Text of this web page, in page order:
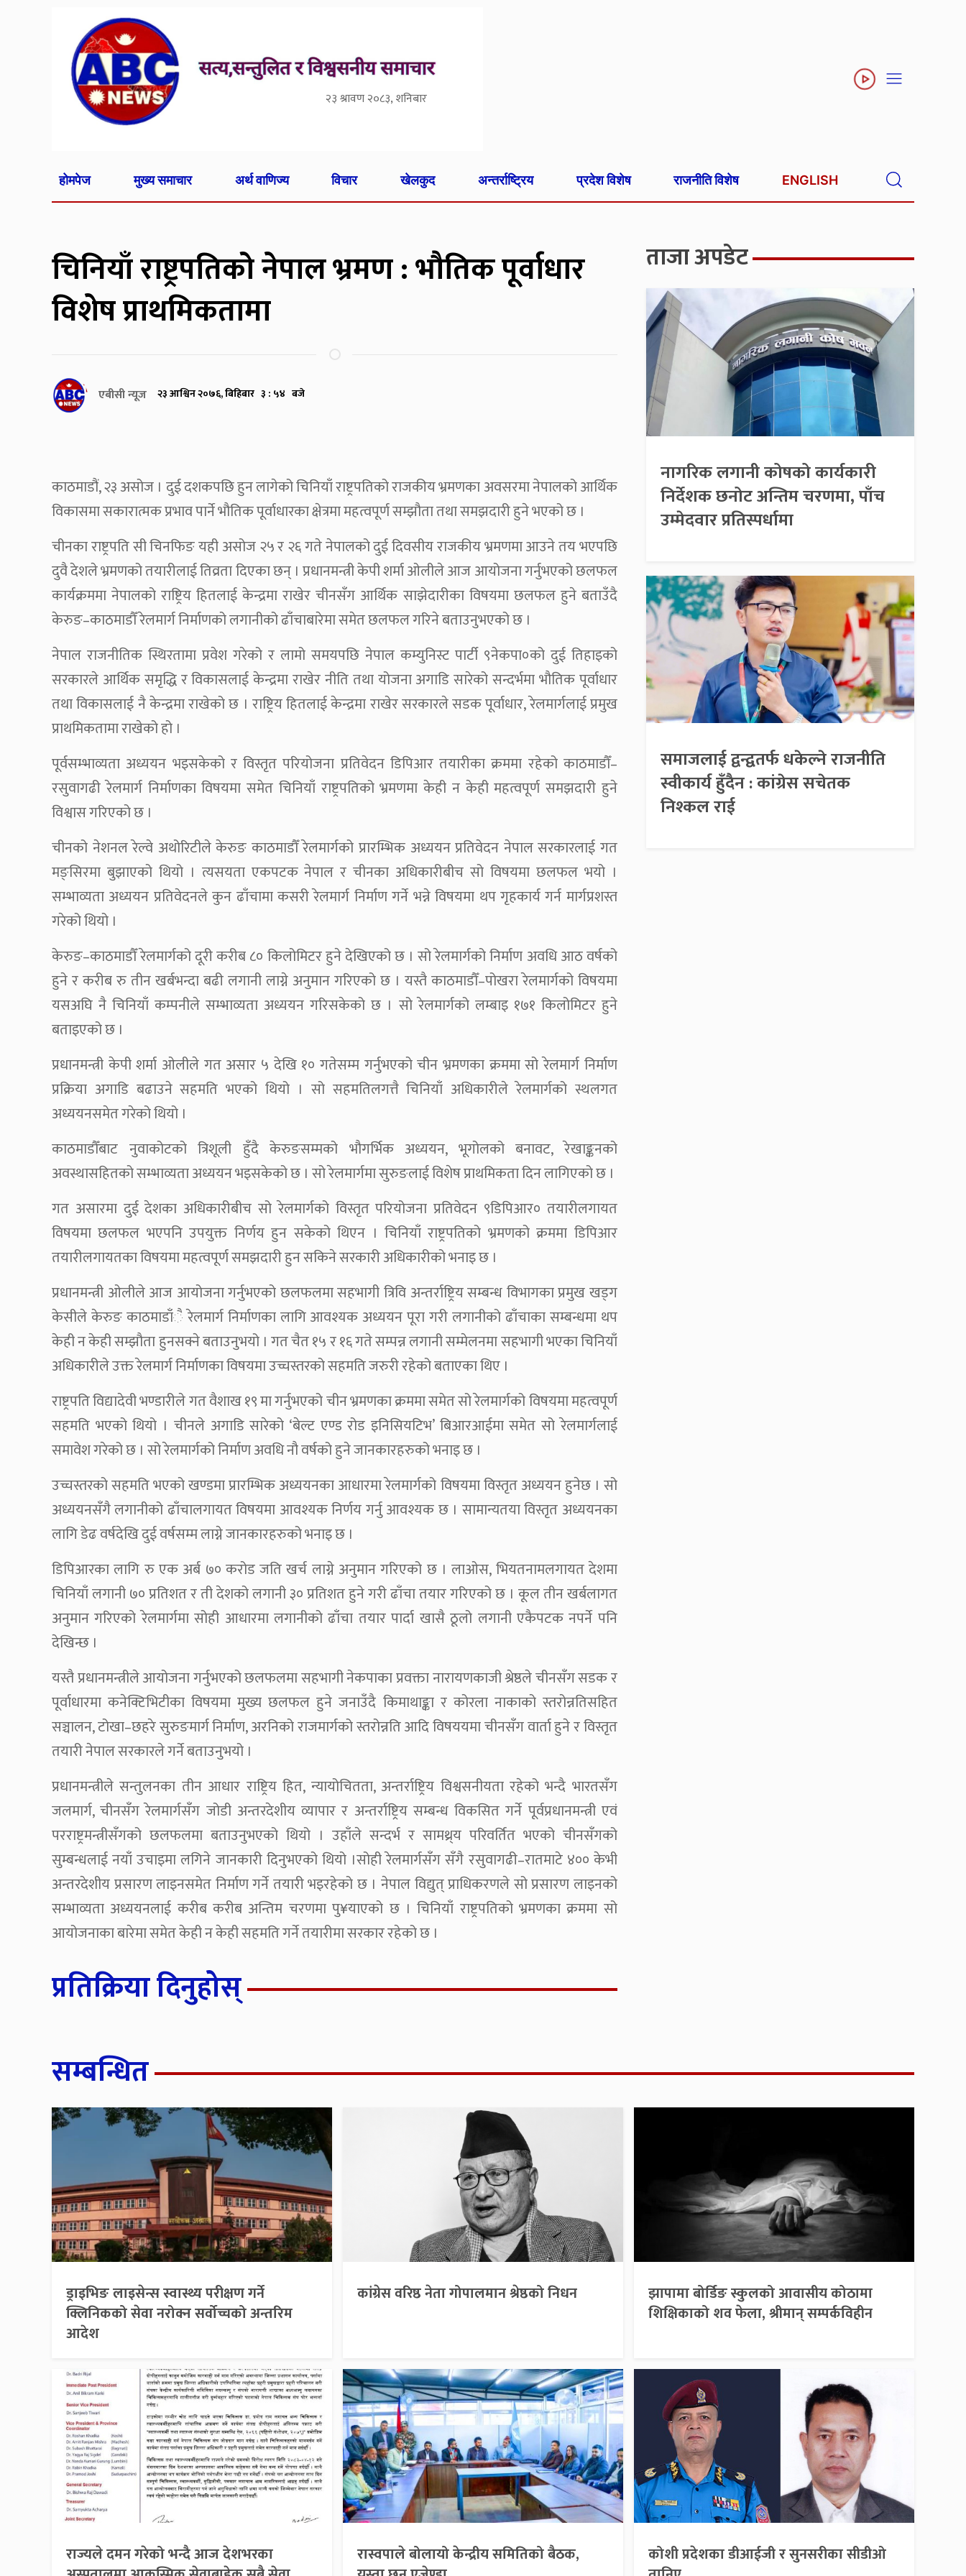
२३ श्रावण २०८३, शनिबार
होमपेज मुख्य समाचार अर्थ वाणिज्य विचार खेलकुद अन्तर्राष्ट्रिय प्रदेश विशेष राजनीति विशेष ENGLISH
चिनियाँ राष्ट्रपतिको नेपाल भ्रमण : भौतिक पूर्वाधार
विशेष प्राथमिकतामा
एबीसी न्यूज २३ आश्विन २०७६, बिहिबार ३ : ५४ बजे
काठमाडौं, २३ असोज । दुई दशकपछि हुन लागेको चिनियाँ राष्ट्रपतिको राजकीय भ्रमणका अवसरमा नेपालको आर्थिक
विकासमा सकारात्मक प्रभाव पार्ने भौतिक पूर्वाधारका क्षेत्रमा महत्वपूर्ण सम्झौता तथा समझदारी हुने भएको छ ।
चीनका राष्ट्रपति सी चिनफिङ यही असोज २५ र २६ गते नेपालको दुई दिवसीय राजकीय भ्रमणमा आउने तय भएपछि
दुवै देशले भ्रमणको तयारीलाई तिव्रता दिएका छन् । प्रधानमन्त्री केपी शर्मा ओलीले आज आयोजना गर्नुभएको छलफल
कार्यक्रममा नेपालको राष्ट्रिय हितलाई केन्द्रमा राखेर चीनसँग आर्थिक साझेदारीका विषयमा छलफल हुने बताउँदै
केरुङ–काठमाडौँ रेलमार्ग निर्माणको लगानीको ढाँचाबारेमा समेत छलफल गरिने बताउनुभएको छ ।
नेपाल राजनीतिक स्थिरतामा प्रवेश गरेको र लामो समयपछि नेपाल कम्युनिस्ट पार्टी ९नेकपा०को दुई तिहाइको
सरकारले आर्थिक समृद्धि र विकासलाई केन्द्रमा राखेर नीति तथा योजना अगाडि सारेको सन्दर्भमा भौतिक पूर्वाधार
तथा विकासलाई नै केन्द्रमा राखेको छ । राष्ट्रिय हितलाई केन्द्रमा राखेर सरकारले सडक पूर्वाधार, रेलमार्गलाई प्रमुख
प्राथमिकतामा राखेको हो ।
पूर्वसम्भाव्यता अध्ययन भइसकेको र विस्तृत परियोजना प्रतिवेदन डिपिआर तयारीका क्रममा रहेको काठमाडौँ–
रसुवागढी रेलमार्ग निर्माणका विषयमा समेत चिनियाँ राष्ट्रपतिको भ्रमणमा केही न केही महत्वपूर्ण समझदारी हुने
विश्वास गरिएको छ ।
चीनको नेशनल रेल्वे अथोरिटीले केरुङ काठमाडौँ रेलमार्गको प्रारम्भिक अध्ययन प्रतिवेदन नेपाल सरकारलाई गत
मङ्सिरमा बुझाएको थियो । त्यसयता एकपटक नेपाल र चीनका अधिकारीबीच सो विषयमा छलफल भयो ।
सम्भाव्यता अध्ययन प्रतिवेदनले कुन ढाँचामा कसरी रेलमार्ग निर्माण गर्ने भन्ने विषयमा थप गृहकार्य गर्न मार्गप्रशस्त
गरेको थियो ।
केरुङ–काठमाडौँ रेलमार्गको दूरी करीब ८० किलोमिटर हुने देखिएको छ । सो रेलमार्गको निर्माण अवधि आठ वर्षको
हुने र करीब रु तीन खर्बभन्दा बढी लगानी लाग्ने अनुमान गरिएको छ । यस्तै काठमाडौँ–पोखरा रेलमार्गको विषयमा
यसअघि नै चिनियाँ कम्पनीले सम्भाव्यता अध्ययन गरिसकेको छ । सो रेलमार्गको लम्बाइ १७१ किलोमिटर हुने
बताइएको छ ।
प्रधानमन्त्री केपी शर्मा ओलीले गत असार ५ देखि १० गतेसम्म गर्नुभएको चीन भ्रमणका क्रममा सो रेलमार्ग निर्माण
प्रक्रिया अगाडि बढाउने सहमति भएको थियो । सो सहमतिलगत्तै चिनियाँ अधिकारीले रेलमार्गको स्थलगत
अध्ययनसमेत गरेको थियो ।
काठमाडौँबाट नुवाकोटको त्रिशूली हुँदै केरुङसम्मको भौगर्भिक अध्ययन, भूगोलको बनावट, रेखाङ्कनको
अवस्थासहितको सम्भाव्यता अध्ययन भइसकेको छ । सो रेलमार्गमा सुरुङलाई विशेष प्राथमिकता दिन लागिएको छ ।
गत असारमा दुई देशका अधिकारीबीच सो रेलमार्गको विस्तृत परियोजना प्रतिवेदन ९डिपिआर० तयारीलगायत
विषयमा छलफल भएपनि उपयुक्त निर्णय हुन सकेको थिएन । चिनियाँ राष्ट्रपतिको भ्रमणको क्रममा डिपिआर
तयारीलगायतका विषयमा महत्वपूर्ण समझदारी हुन सकिने सरकारी अधिकारीको भनाइ छ ।
प्रधानमन्त्री ओलीले आज आयोजना गर्नुभएको छलफलमा सहभागी त्रिवि अन्तर्राष्ट्रिय सम्बन्ध विभागका प्रमुख खड्ग
केसीले केरुङ काठमाडाँै रेलमार्ग निर्माणका लागि आवश्यक अध्ययन पूरा गरी लगानीको ढाँचाका सम्बन्धमा थप
केही न केही सम्झौता हुनसक्ने बताउनुभयो । गत चैत १५ र १६ गते सम्पन्न लगानी सम्मेलनमा सहभागी भएका चिनियाँ
अधिकारीले उक्त रेलमार्ग निर्माणका विषयमा उच्चस्तरको सहमति जरुरी रहेको बताएका थिए ।
राष्ट्रपति विद्यादेवी भण्डारीले गत वैशाख १९ मा गर्नुभएको चीन भ्रमणका क्रममा समेत सो रेलमार्गको विषयमा महत्वपूर्ण
सहमति भएको थियो । चीनले अगाडि सारेको ‘बेल्ट एण्ड रोड इनिसियटिभ’ बिआरआईमा समेत सो रेलमार्गलाई
समावेश गरेको छ । सो रेलमार्गको निर्माण अवधि नौ वर्षको हुने जानकारहरुको भनाइ छ ।
उच्चस्तरको सहमति भएको खण्डमा प्रारम्भिक अध्ययनका आधारमा रेलमार्गको विषयमा विस्तृत अध्ययन हुनेछ । सो
अध्ययनसँगै लगानीको ढाँचालगायत विषयमा आवश्यक निर्णय गर्नु आवश्यक छ । सामान्यतया विस्तृत अध्ययनका
लागि डेढ वर्षदेखि दुई वर्षसम्म लाग्ने जानकारहरुको भनाइ छ ।
डिपिआरका लागि रु एक अर्ब ७० करोड जति खर्च लाग्ने अनुमान गरिएको छ । लाओस, भियतनामलगायत देशमा
चिनियाँ लगानी ७० प्रतिशत र ती देशको लगानी ३० प्रतिशत हुने गरी ढाँचा तयार गरिएको छ । कूल तीन खर्बलागत
अनुमान गरिएको रेलमार्गमा सोही आधारमा लगानीको ढाँचा तयार पार्दा खासै ठूलो लगानी एकैपटक नपर्ने पनि
देखिन्छ ।
यस्तै प्रधानमन्त्रीले आयोजना गर्नुभएको छलफलमा सहभागी नेकपाका प्रवक्ता नारायणकाजी श्रेष्ठले चीनसँग सडक र
पूर्वाधारमा कनेक्टिभिटीका विषयमा मुख्य छलफल हुने जनाउँदै किमाथाङ्का र कोरला नाकाको स्तरोन्नतिसहित
सञ्चालन, टोखा–छहरे सुरुङमार्ग निर्माण, अरनिको राजमार्गको स्तरोन्नति आदि विषययमा चीनसँग वार्ता हुने र विस्तृत
तयारी नेपाल सरकारले गर्ने बताउनुभयो ।
प्रधानमन्त्रीले सन्तुलनका तीन आधार राष्ट्रिय हित, न्यायोचितता, अन्तर्राष्ट्रिय विश्वसनीयता रहेको भन्दै भारतसँग
जलमार्ग, चीनसँग रेलमार्गसँग जोडी अन्तरदेशीय व्यापार र अन्तर्राष्ट्रिय सम्बन्ध विकसित गर्ने पूर्वप्रधानमन्त्री एवं
परराष्ट्रमन्त्रीसँगको छलफलमा बताउनुभएको थियो । उहाँले सन्दर्भ र सामथ्र्य परिवर्तित भएको चीनसँगको
सुम्बन्धलाई नयाँ उचाइमा लगिने जानकारी दिनुभएको थियो ।सोही रेलमार्गसँग सँगै रसुवागढी–रातमाटे ४०० केभी
अन्तरदेशीय प्रसारण लाइनसमेत निर्माण गर्ने तयारी भइरहेको छ । नेपाल विद्युत् प्राधिकरणले सो प्रसारण लाइनको
सम्भाव्यता अध्ययनलाई करीब करीब अन्तिम चरणमा पु¥याएको छ । चिनियाँ राष्ट्रपतिको भ्रमणका क्रममा सो
आयोजनाका बारेमा समेत केही न केही सहमति गर्ने तयारीमा सरकार रहेको छ ।
प्रतिक्रिया दिनुहोस्
ताजा अपडेट
नागरिक लगानी कोषको कार्यकारी
निर्देशक छनोट अन्तिम चरणमा, पाँच
उम्मेदवार प्रतिस्पर्धामा
समाजलाई द्वन्द्वतर्फ धकेल्ने राजनीति
स्वीकार्य हुँदैन : कांग्रेस सचेतक
निश्कल राई
सम्बन्धित
ड्राइभिङ लाइसेन्स स्वास्थ्य परीक्षण गर्ने
क्लिनिकको सेवा नरोक्न सर्वोच्चको अन्तरिम
आदेश
कांग्रेस वरिष्ठ नेता गोपालमान श्रेष्ठको निधन
झापामा बोर्डिङ स्कुलको आवासीय कोठामा
शिक्षिकाको शव फेला, श्रीमान् सम्पर्कविहीन
राज्यले दमन गरेको भन्दै आज देशभरका
रास्वपाले बोलायो केन्द्रीय समितिको बैठक,
कोशी प्रदेशका डीआईजी र सुनसरीका सीडीओ